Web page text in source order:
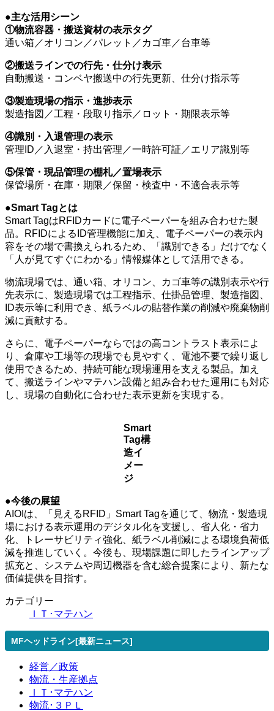
●主な活用シーン
①物流容器・搬送資材の表示タグ
通い箱／オリコン／パレット／カゴ車／台車等
②搬送ラインでの行先・仕分け表示
自動搬送・コンベヤ搬送中の行先更新、仕分け指示等
③製造現場の指示・進捗表示
製造指図／工程・段取り指示／ロット・期限表示等
④識別・入退管理の表示
管理ID／入退室・持出管理／一時許可証／エリア識別等
⑤保管・現品管理の棚札／置場表示
保管場所・在庫・期限／保留・検査中・不適合表示等
●Smart Tagとは
Smart TagはRFIDカードに電子ペーパーを組み合わせた製
品。RFIDによるID管理機能に加え、電子ペーパーの表示内
容をその場で書換えられるため、「識別できる」だけでなく
「人が見てすぐにわかる」情報媒体として活用できる。
物流現場では、通い箱、オリコン、カゴ車等の識別表示や行
先表示に、製造現場では工程指示、仕掛品管理、製造指図、
ID表示等に利用でき、紙ラベルの貼替作業の削減や廃棄物削
減に貢献する。
さらに、電子ペーパーならではの高コントラスト表示によ
り、倉庫や工場等の現場でも見やすく、電池不要で繰り返し
使用できるため、持続可能な現場運用を支える製品。加え
て、搬送ラインやマテハン設備と組み合わせた運用にも対応
し、現場の自動化に合わせた表示更新を実現する。
Smart
Tag構
造イ
メー
ジ
●今後の展望
AIOIは、「見えるRFID」Smart Tagを通じて、物流・製造現
場における表示運用のデジタル化を支援し、省人化・省力
化、トレーサビリティ強化、紙ラベル削減による環境負荷低
減を推進していく。今後も、現場課題に即したラインアップ
拡充と、システムや周辺機器を含む総合提案により、新たな
価値提供を目指す。
カテゴリー
ＩＴ･マテハン
MFヘッドライン[最新ニュース]
経営／政策
物流・生産拠点
ＩＴ･マテハン
物流･３ＰＬ